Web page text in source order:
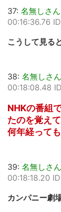
37: 名無しさ
00:16:36.76
こうして見る
38: 名無しさ
00:18:08.48
NHKの番組
たのを覚え
何年経って
39: 名無しさ
00:18:18.20
カンパニー劇